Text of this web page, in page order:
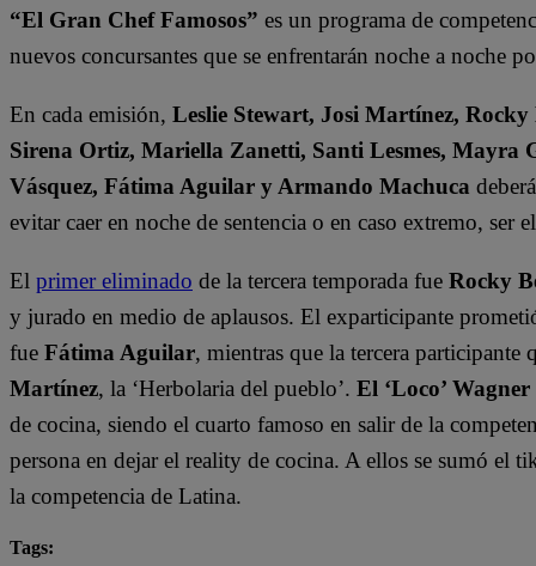
“El Gran Chef Famosos” es un programa de
nuevos concursantes que se enfrentarán noche a noche
En cada emisión, Leslie Stewart, Josi Martínez, Rocky
Sirena Ortiz, Mariella Zanetti, Santi Lesmes, Mayra
Vásquez, Fátima Aguilar y Armando Machuca
evitar caer en noche de sentencia o en caso extremo, ser
El primer eliminado de la tercera temporada fue Rocky
y jurado en medio de aplausos. El exparticipante
fue Fátima Aguilar, mientras que la tercera
Martínez, la ‘Herbolaria del pueblo’. El ‘Loco’ Wagner
de cocina, siendo el cuarto famoso en salir de la
persona en dejar el reality de cocina. A ellos se sumó el
la competencia de Latina.
Tags: